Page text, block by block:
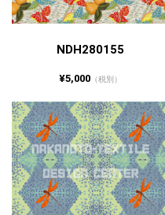
NDH280155
¥5,000 （税別）